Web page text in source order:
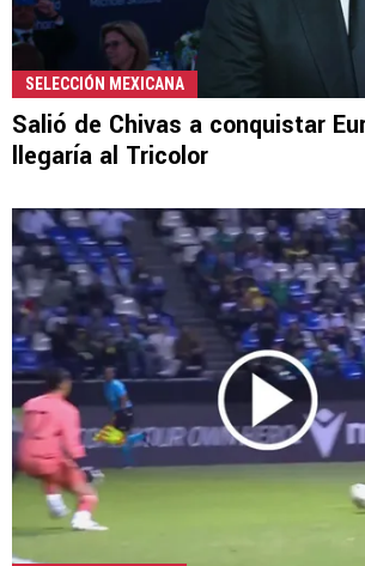
SELECCIÓN MEXICANA
Salió de Chivas a conquistar
llegaría al Tricolor